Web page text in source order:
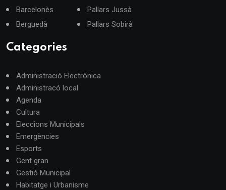
Barcelonès
Berguedà
Pallars Jussà
Pallars Sobirà
Categories
Administració Electrònica
Administracó local
Agenda
Cultura
Eleccions Municipals
Emergències
Esports
Gent gran
Gestió Municipal
Habitatge i Urbanisme